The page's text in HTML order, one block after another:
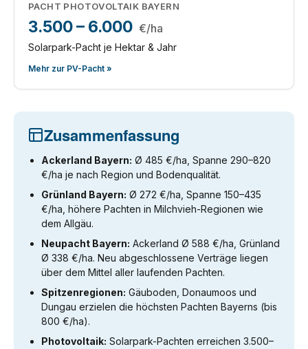
PACHT PHOTOVOLTAIK BAYERN
3.500 – 6.000 €/ha
Solarpark-Pacht je Hektar & Jahr
Mehr zur PV-Pacht »
Zusammenfassung
Ackerland Bayern: Ø 485 €/ha, Spanne 290–820
€/ha je nach Region und Bodenqualität.
Grünland Bayern: Ø 272 €/ha, Spanne 150–435
€/ha, höhere Pachten in Milchvieh-Regionen wie
dem Allgäu.
Neupacht Bayern: Ackerland Ø 588 €/ha, Grünland
Ø 338 €/ha. Neu abgeschlossene Verträge liegen
über dem Mittel aller laufenden Pachten.
Spitzenregionen: Gäuboden, Donaumoos und
Dungau erzielen die höchsten Pachten Bayerns (bis
800 €/ha).
Photovoltaik: Solarpark-Pachten erreichen 3.500–